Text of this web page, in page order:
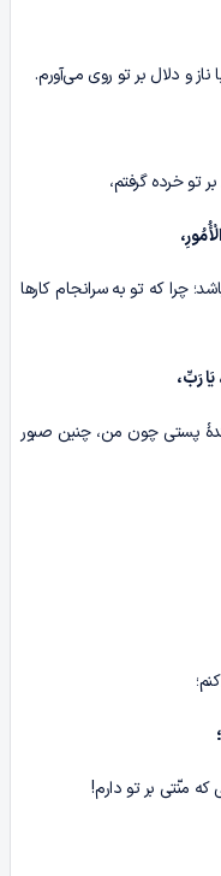
و دلال بر تو روی می‌آورم.
تو خرده گرفتم،
چرا که تو به سرانجام کارها
رَبِّ،
پستی چون من، چنین صبور
منّتی بر تو دارم!